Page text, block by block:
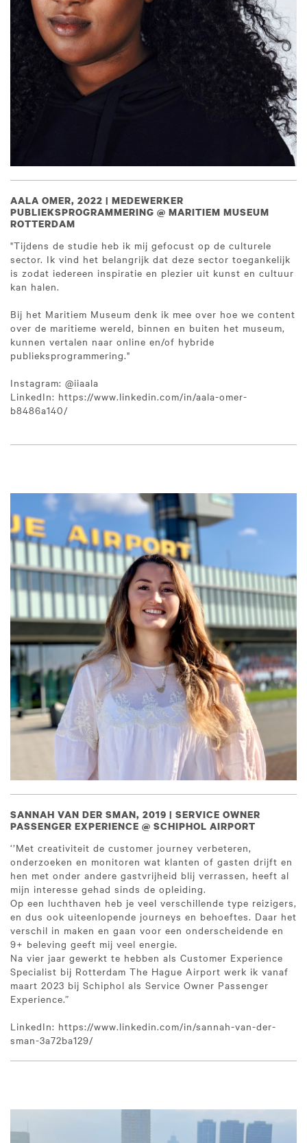
AALA OMER, 2022 | MEDEWERKER
PUBLIEKSPROGRAMMERING @ MARITIEM MUSEUM
ROTTERDAM
"Tijdens de studie heb ik mij gefocust op de culturele
sector. Ik vind het belangrijk dat deze sector toegankelijk
is zodat iedereen inspiratie en plezier uit kunst en cultuur
kan halen.
Bij het Maritiem Museum denk ik mee over hoe we content
over de maritieme wereld, binnen en buiten het museum,
kunnen vertalen naar online en/of hybride
publieksprogrammering."
Instagram: @iiaala
LinkedIn: https://www.linkedin.com/in/aala-omer-
b8486a140/
SANNAH VAN DER SMAN, 2019 | SERVICE OWNER
PASSENGER EXPERIENCE @ SCHIPHOL AIRPORT
‘’Met creativiteit de customer journey verbeteren,
onderzoeken en monitoren wat klanten of gasten drijft en
hen met onder andere gastvrijheid blij verrassen, heeft al
mijn interesse gehad sinds de opleiding.
Op een luchthaven heb je veel verschillende type reizigers,
en dus ook uiteenlopende journeys en behoeftes. Daar het
verschil in maken en gaan voor een onderscheidende en
9+ beleving geeft mij veel energie.
Na vier jaar gewerkt te hebben als Customer Experience
Specialist bij Rotterdam The Hague Airport werk ik vanaf
maart 2023 bij Schiphol als Service Owner Passenger
Experience.”
LinkedIn: https://www.linkedin.com/in/sannah-van-der-
sman-3a72ba129/